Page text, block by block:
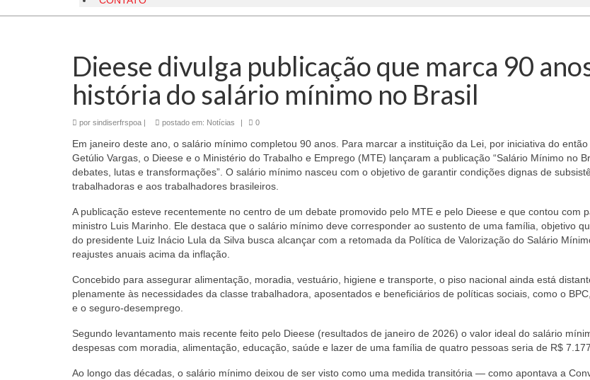
Dieese divulga publicação que marca 90
história do salário mínimo no Brasil
por sindiserfrspoa | postado em: Notícias | 0
Em janeiro deste ano, o salário mínimo completou 90 anos. Para marcar a instituição da Lei, por iniciativa do
Getúlio Vargas, o Dieese e o Ministério do Trabalho e Emprego (MTE) lançaram a publicação “Salário Mínimo no
debates, lutas e transformações”. O salário mínimo nasceu com o objetivo de garantir condições dignas de
trabalhadoras e aos trabalhadores brasileiros.
A publicação esteve recentemente no centro de um debate promovido pelo MTE e pelo Dieese e que contou com
ministro Luis Marinho. Ele destaca que o salário mínimo deve corresponder ao sustento de uma família, objetivo
do presidente Luiz Inácio Lula da Silva busca alcançar com a retomada da Política de Valorização do Salário
reajustes anuais acima da inflação.
Concebido para assegurar alimentação, moradia, vestuário, higiene e transporte, o piso nacional ainda está
plenamente às necessidades da classe trabalhadora, aposentados e beneficiários de políticas sociais, como o
e o seguro-desemprego.
Segundo levantamento mais recente feito pelo Dieese (resultados de janeiro de 2026) o valor ideal do salário
despesas com moradia, alimentação, educação, saúde e lazer de uma família de quatro pessoas seria de R$
Ao longo das décadas, o salário mínimo deixou de ser visto como uma medida transitória — como apontava a